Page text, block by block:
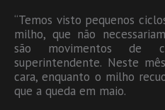
“Temos visto pequenos
milho, que não
são movimentos de
superintendente. Neste
cara, enquanto o milho
que a queda em maio.